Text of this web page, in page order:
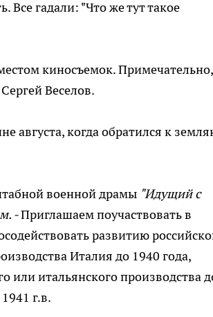
Все гадали: "Что же тут такое
киносъемок.
Веселов.
августа, когда обратился к
военной драмы "Идущий с
-Приглашаем поучаствовать в
развитию
Италия до 1940 года,
или итальянского производства
г.в.